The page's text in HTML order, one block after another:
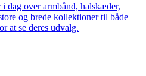
dag over armbånd, halskæder,
og brede kollektioner til både
at se deres udvalg.